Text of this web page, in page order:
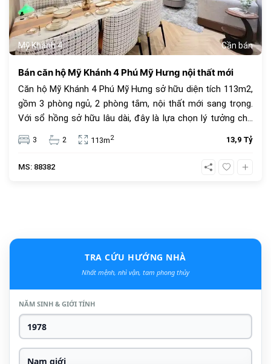
Mỹ Khánh 4 Cần bán
Bán căn hộ Mỹ Khánh 4 Phú Mỹ Hưng nội thất mới
Căn hộ Mỹ Khánh 4 Phú Mỹ Hưng sở hữu diện tích 113m2,
gồm 3 phòng ngủ, 2 phòng tắm, nội thất mới sang trọng.
Với sổ hồng sở hữu lâu dài, đây là lựa chọn lý tưởng cho
an cư và đầu tư. Giá bán 13.9 tỷ đồng, vị trí trung tâm, tiện
ích đầy đủ.
3 2 113m2 13,9 Tỷ
MS: 88382
TRA CỨU HƯỚNG NHÀ
Nhất mệnh, nhì vận, tam phong thủy
NĂM SINH & GIỚI TÍNH